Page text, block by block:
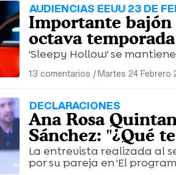
AUDIENCIAS EEUU 23 DE
Importante bajón
octava temporada
'Sleepy Hollow' se
13 comentarios |Martes 24 Febrero
DECLARACIONES
Ana Rosa
Sánchez: "¿Qué
La entrevista realizada al
por su pareja en 'El